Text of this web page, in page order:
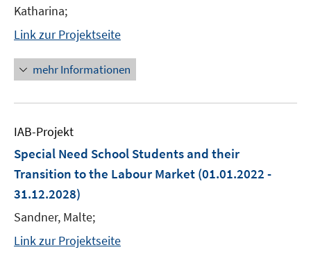
Katharina;
Link zur Projektseite
mehr Informationen
IAB-Projekt
Special Need School Students and their
Transition to the Labour Market (01.01.2022 -
31.12.2028)
Sandner, Malte;
Link zur Projektseite